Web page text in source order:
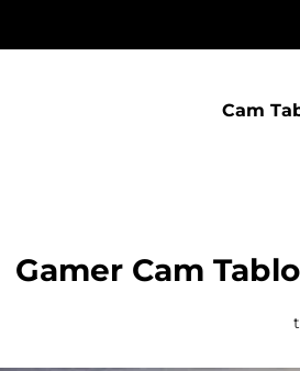
Cam
Gamer Cam